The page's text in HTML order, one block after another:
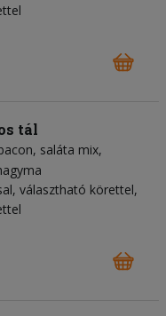
tál
saláta mix
választható körettel,